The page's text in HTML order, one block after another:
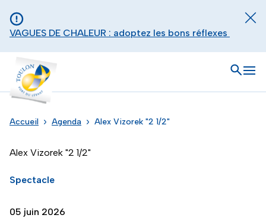
VAGUES DE CHALEUR : adoptez les bons réflexes
Toulon - Port du levant, retour à l'accueil
Ouvrir
Accueil Agenda Alex Vizorek "2 1/2"
Alex Vizorek "2 1/2"
Spectacle
05 juin 2026